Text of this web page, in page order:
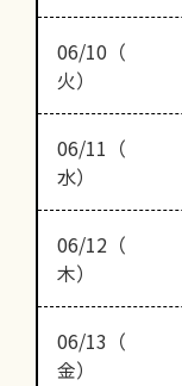
06/10（
火）
06/11（
水）
06/12（
木）
06/13（
金）